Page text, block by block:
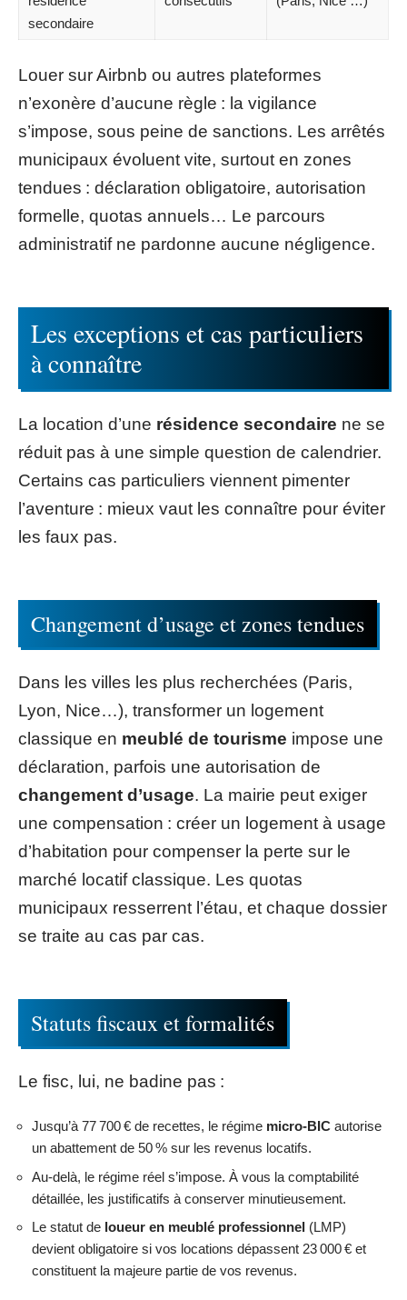
secondaire
Louer sur Airbnb ou autres plateformes
n’exonère d’aucune règle : la vigilance
s’impose, sous peine de sanctions. Les arrêtés
municipaux évoluent vite, surtout en zones
tendues : déclaration obligatoire, autorisation
formelle, quotas annuels… Le parcours
administratif ne pardonne aucune négligence.
Les exceptions et cas particuliers
à connaître
La location d’une résidence secondaire ne se
réduit pas à une simple question de calendrier.
Certains cas particuliers viennent pimenter
l’aventure : mieux vaut les connaître pour éviter
les faux pas.
Changement d’usage et zones tendues
Dans les villes les plus recherchées (Paris,
Lyon, Nice…), transformer un logement
classique en meublé de tourisme impose une
déclaration, parfois une autorisation de
changement d’usage. La mairie peut exiger
une compensation : créer un logement à usage
d’habitation pour compenser la perte sur le
marché locatif classique. Les quotas
municipaux resserrent l’étau, et chaque dossier
se traite au cas par cas.
Statuts fiscaux et formalités
Le fisc, lui, ne badine pas :
Jusqu’à 77 700 € de recettes, le régime micro-BIC autorise
un abattement de 50 % sur les revenus locatifs.
Au-delà, le régime réel s’impose. À vous la comptabilité
détaillée, les justificatifs à conserver minutieusement.
Le statut de loueur en meublé professionnel (LMP)
devient obligatoire si vos locations dépassent 23 000 € et
constituent la majeure partie de vos revenus.